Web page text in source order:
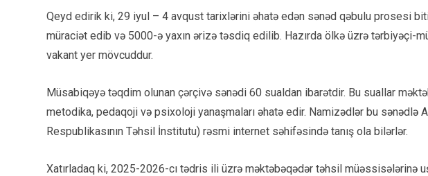
Qeyd edirik ki, 29 iyul – 4 avqust tarixlərini əhatə edən sənəd qəbulu prosesi
müraciət edib və 5000-ə yaxın ərizə təsdiq edilib. Hazırda ölkə üzrə tərbiyəçi-
vakant yer mövcuddur.
Müsabiqəyə təqdim olunan çərçivə sənədi 60 sualdan ibarətdir. Bu suallar
metodika, pedaqoji və psixoloji yanaşmaları əhatə edir. Namizədlər bu sənədlə
Respublikasının Təhsil İnstitutu) rəsmi internet səhifəsində tanış ola bilərlər.
Xatırladaq ki, 2025-2026-cı tədris ili üzrə məktəbəqədər təhsil müəssisələrinə